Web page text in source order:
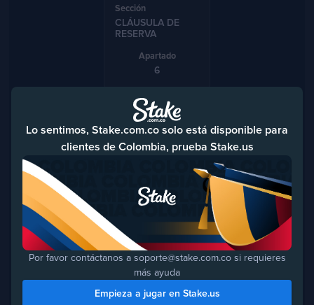
CLÁUSULA DE
RESERVA
6
DISPOSICIONES
FINALES
1. ALCANCE DE LA POLÍTICA
La presente Política regula la
interacción, participación y
Lo sentimos, Stake.com.co solo está disponible para
clientes de Colombia, prueba Stake.us
Por favor contáctanos a soporte@stake.com.co si requieres
más ayuda
Empieza a jugar en Stake.us